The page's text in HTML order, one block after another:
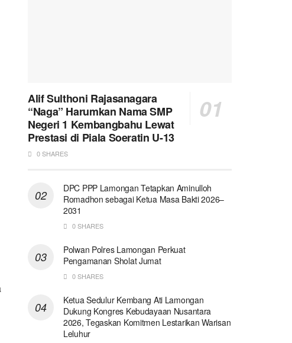
Alif Sulthoni Rajasanagara
“Naga” Harumkan Nama SMP
Negeri 1 Kembangbahu Lewat
Prestasi di Piala Soeratin U-13
0 SHARES
DPC PPP Lamongan Tetapkan Aminulloh
Romadhon sebagai Ketua Masa Bakti 2026–
2031
0 SHARES
Polwan Polres Lamongan Perkuat
Pengamanan Sholat Jumat
0 SHARES
Ketua Sedulur Kembang Ati Lamongan
Dukung Kongres Kebudayaan Nusantara
2026, Tegaskan Komitmen Lestarikan Warisan
Leluhur